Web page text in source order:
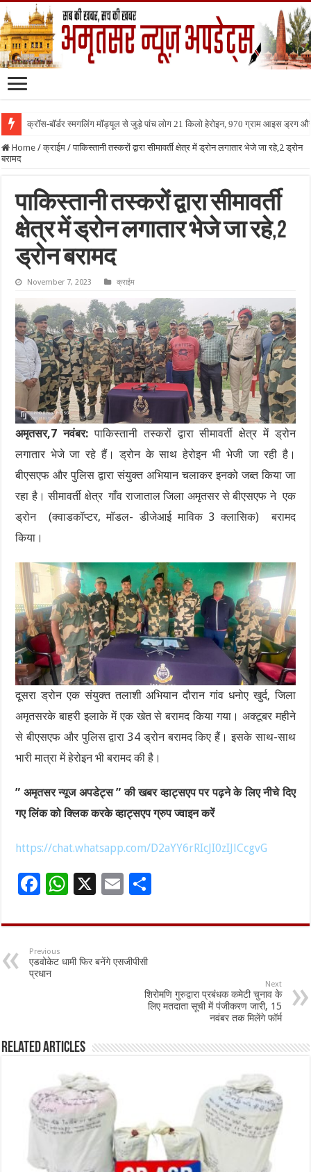
क्रॉस-बॉर्डर स्मगलिंग मॉड्यूल से जुड़े पांच लोग 21 किलो हेरोइन, 970 ग्राम आइस ड्रग
Home / क्राईम / पाकिस्तानी तस्करों द्वारा सीमावर्ती क्षेत्र में ड्रोन लगातार भेजे जा रहे,2 ड्रोन
बरामद
पाकिस्तानी तस्करों द्वारा सीमावर्ती
क्षेत्र में ड्रोन लगातार भेजे जा रहे,2
ड्रोन बरामद
November 7, 2023 क्राईम
अमृतसर,7 नवंबर: पाकिस्तानी तस्करों द्वारा सीमावर्ती क्षेत्र में ड्रोन
लगातार भेजे जा रहे हैं। ड्रोन के साथ हेरोइन भी भेजी जा रही है।
बीएसएफ और पुलिस द्वारा संयुक्त अभियान चलाकर इनको जब्त किया जा
रहा है। सीमावर्ती क्षेत्र गाँव राजाताल जिला अमृतसर से बीएसएफ ने एक
ड्रोन (क्वाडकॉप्टर, मॉडल- डीजेआई माविक 3 क्लासिक) बरामद
किया।
दूसरा ड्रोन एक संयुक्त तलाशी अभियान दौरान गांव धनोए खुर्द, जिला
अमृतसरके बाहरी इलाके में एक खेत से बरामद किया गया। अक्टूबर महीने
से बीएसएफ और पुलिस द्वारा 34 ड्रोन बरामद किए हैं। इसके साथ-साथ
भारी मात्रा में हेरोइन भी बरामद की है।
” अमृतसर न्यूज अपडेट्स ” की खबर व्हाट्सएप पर पढ़ने के लिए नीचे दिए
गए लिंक को क्लिक करके व्हाट्सएप ग्रुप ज्वाइन करें
https://chat.whatsapp.com/D2aYY6rRIcJI0zIJlCcgvG
F
e
b
o
W
at
sA
p
X
E
ai
l
ar
Previous
एडवोकेट धामी फिर बनेंगे एसजीपीसी
प्रधान
Next
शिरोमणि गुरुद्वारा प्रबंधक कमेटी चुनाव के
लिए मतदाता सूची में पंजीकरण जारी, 15
नवंबर तक मिलेंगे फॉर्म
Related Articles